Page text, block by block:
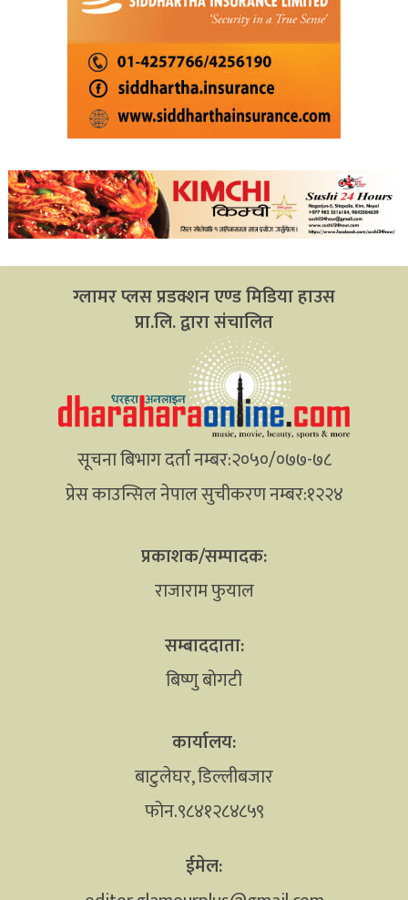
ग्लामर प्लस प्रडक्शन एण्ड मिडिया हाउस
प्रा.लि. द्वारा संचालित
सूचना बिभाग दर्ता नम्बर:२०५०/०७७-७८
प्रेस काउन्सिल नेपाल सुचीकरण नम्बर:१२२४
प्रकाशक/सम्पादक:
राजाराम फुयाल
सम्बाददाता:
बिष्णु बोगटी
कार्यालय:
बाटुलेघर, डिल्लीबजार
फोन.९८४१२८४८५९
ईमेल: